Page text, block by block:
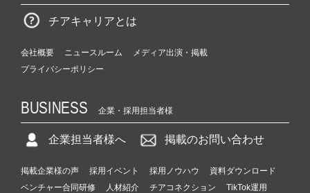
チアキャリアとは
会社概要 ニュースルーム
メディア出演・掲載
プライバシーポリシー
BUSINESS 企業・採用担当者様
企業担当者様へ 掲載のお問い合わせ
掲載企業様の声 採用イベント 採用ノウハウ
資料ダウンロード
ベンチャー合同研修
人材紹介 チアコネクション
TikTok運用